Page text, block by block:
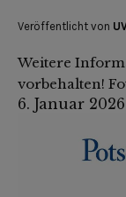
Veröffentlicht von
Weitere
vorbehalten!
6. Januar 2026